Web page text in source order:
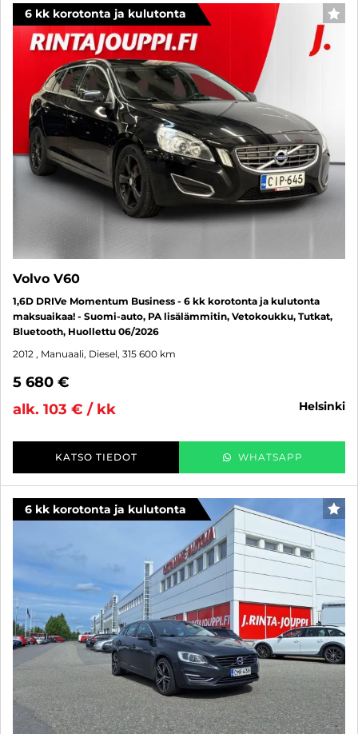
6 kk korotonta ja kulutonta
Volvo V60
1,6D DRIVe Momentum Business - 6 kk korotonta ja kulutonta
maksuaikaa! - Suomi-auto, PA lisälämmitin, Vetokoukku, Tutkat,
Bluetooth, Huollettu 06/2026
2012 , Manuaali, Diesel, 315 600 km
5 680 €
alk. 103 € / kk
helsinki
KATSO TIEDOT WHATSAPP
6 kk korotonta ja kulutonta